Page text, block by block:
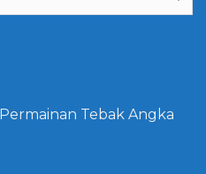
Tebak Angka